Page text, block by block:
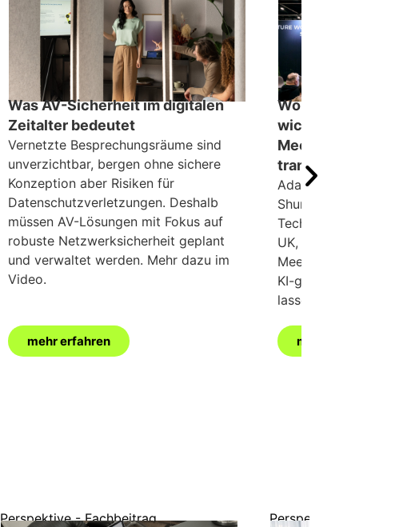
Was AV-Sicherheit im digitalen
Zeitalter bedeutet
Vernetzte Besprechungsräume sind
unverzichtbar, bergen ohne sichere
Konzeption aber Risiken für
Datenschutzverletzungen. Deshalb
müssen AV-Lösungen mit Fokus auf
robuste Netzwerksicherheit geplant
und verwaltet werden. Mehr dazu im
Video.
mehr erfahren
Work smart, not
wichtigsten KI-
Meetings und
transformieren
Adam Bootle, UC
Shure UK, und
Technical Sales
UK, teilen
Meetings und
KI-gestützten
lassen.
mehr erfahren
Perspektive - Fachbeitrag Perspektive -